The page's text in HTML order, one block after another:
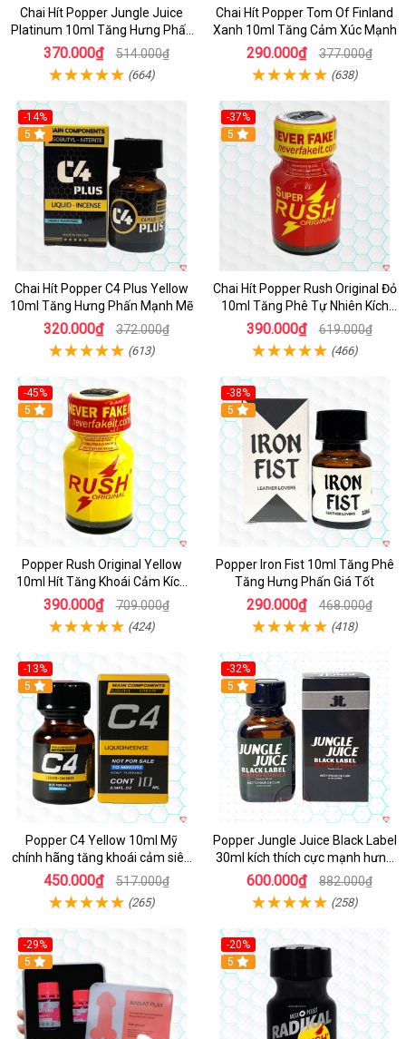
Chai Hít Popper Jungle Juice
Platinum 10ml Tăng Hưng Phấn
Mạnh
370.000₫ 514.000₫
(664)
Chai Hít Popper Tom Of Finland
Xanh 10ml Tăng Cảm Xúc Mạnh
290.000₫ 377.000₫
(638)
-14%
5
Chai Hít Popper C4 Plus Yellow
10ml Tăng Hưng Phấn Mạnh Mẽ
320.000₫ 372.000₫
(613)
-37%
5
Chai Hít Popper Rush Original Đỏ
10ml Tăng Phê Tự Nhiên Kích
Thích
390.000₫ 619.000₫
(466)
-45%
5
Popper Rush Original Yellow
10ml Hít Tăng Khoái Cảm Kích
Thích Mạnh
390.000₫ 709.000₫
(424)
-38%
5
Popper Iron Fist 10ml Tăng Phê
Tăng Hưng Phấn Giá Tốt
290.000₫ 468.000₫
(418)
-13%
Hot
5
Popper C4 Yellow 10ml Mỹ
chính hãng tăng khoái cảm siêu
mạnh
450.000₫ 517.000₫
(265)
-32%
5
Popper Jungle Juice Black Label
30ml kích thích cực mạnh hưng
phấn
600.000₫ 882.000₫
(258)
-29%
5
-20%
5